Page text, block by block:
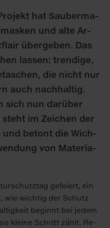
hat Sau­ber­ma­
und al­te Ar­
über­ge­ben. Das
las­sen: tren­di­ge,
die nicht nur
auch nach­hal­tig.
sich nun dar­über
im Zei­chen der
und be­tont die Wich­
von Ma­te­ria­
ge­fei­ert, ein
wie wich­tig der Schutz
be­ginnt bei je­dem
klei­ne Schritt zählt. Re­